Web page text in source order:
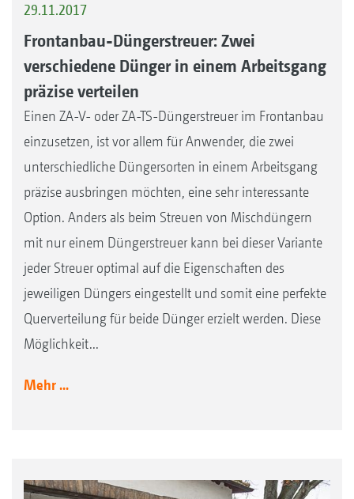
29.11.2017
Frontanbau-Düngerstreuer: Zwei
verschiedene Dünger in einem Arbeitsgang
präzise verteilen
Einen ZA-V- oder ZA-TS-Düngerstreuer im Frontanbau
einzusetzen, ist vor allem für Anwender, die zwei
unterschiedliche Düngersorten in einem Arbeitsgang
präzise ausbringen möchten, eine sehr interessante
Option. Anders als beim Streuen von Mischdüngern
mit nur einem Düngerstreuer kann bei dieser Variante
jeder Streuer optimal auf die Eigenschaften des
jeweiligen Düngers eingestellt und somit eine perfekte
Querverteilung für beide Dünger erzielt werden. Diese
Möglichkeit...
Mehr ...